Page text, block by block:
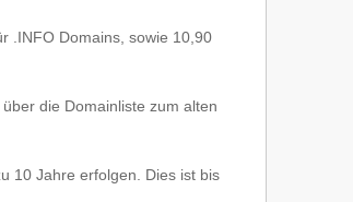
.INFO Domains, sowie 10,90
die Domainliste zum alten
10 Jahre erfolgen. Dies ist bis